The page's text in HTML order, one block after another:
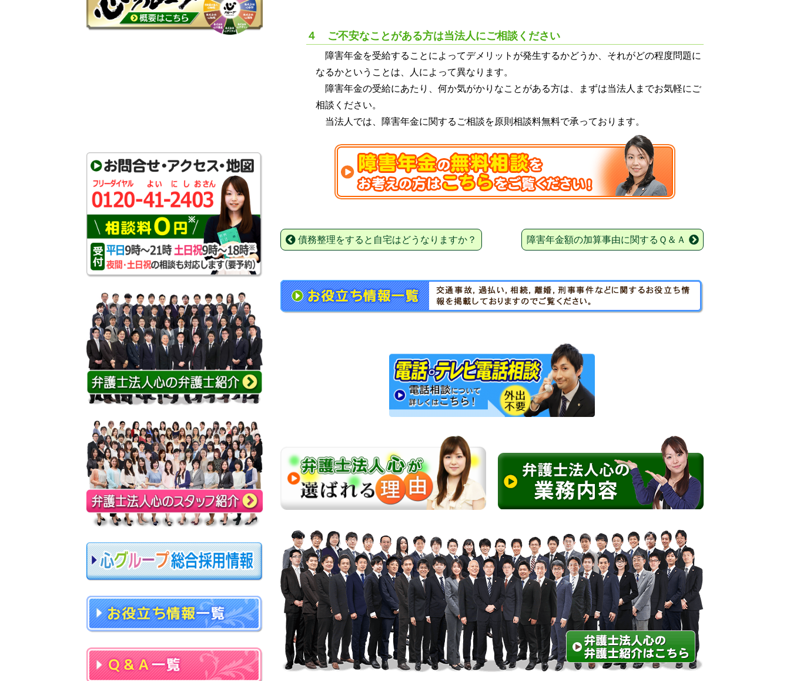
４ ご不安なことがある方は当法人にご相談ください
障害年金を受給することによってデメリットが発生するかどうか、それがどの程度問題に
なるかということは、人によって異なります。
障害年金の受給にあたり、何か気がかりなことがある方は、まずは当法人までお気軽にご
相談ください。
当法人では、障害年金に関するご相談を原則相談料無料で承っております。
債務整理をすると自宅はどうなりますか？ 障害年金額の加算事由に関するＱ＆Ａ